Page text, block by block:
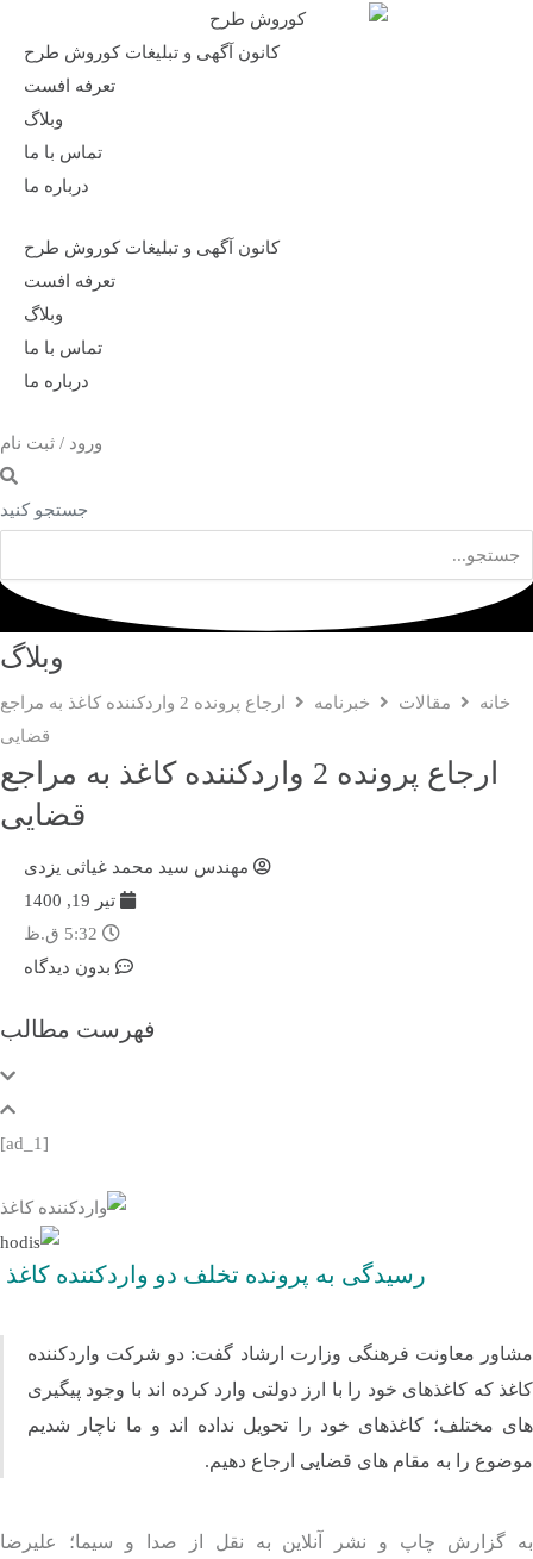
کانون آگهی و تبلیغات کوروش طرح
تعرفه افست
وبلاگ
تماس با ما
درباره ما
کانون آگهی و تبلیغات کوروش طرح
تعرفه افست
وبلاگ
تماس با ما
درباره ما
ورود / ثبت نام
جستجو کنید
وبلاگ
خانه مقالات خبرنامه
ارجاع پرونده 2 واردکننده کاغذ به مراجع
قضایی
ارجاع پرونده 2 واردکننده کاغذ به مراجع
قضایی
مهندس سید محمد غیاثی یزدی
تیر 19, 1400
5:32 ق.ظ
بدون دیدگاه
فهرست مطالب
رسیدگی به پرونده تخلف دو واردکننده کاغذ
معاونت فرهنگی وزارت ارشاد گفت: دو شرکت واردکننده
که کاغذ‌های خود را با ارز دولتی وارد کرده اند با وجود پیگیری‌
مختلف؛ کاغذ‌های خود را تحویل نداده اند و ما ناچار شدیم
را به مقام‌ های قضایی ارجاع دهیم.
گزارش چاپ و نشر آنلاین به نقل از صدا و سیما؛ علیرضا